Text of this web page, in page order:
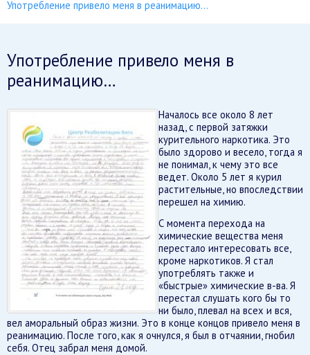
Употребление привело меня в реанимацию…
Употребление привело меня в
реанимацию…
Началось все около 8 лет
назад, с первой затяжки
курительного наркотика. Это
было здорово и весело, тогда я
не понимал, к чему это все
ведет. Около 5 лет я курил
растительные, но впоследствии
перешел на химию.
С момента перехода на
химические вещества меня
перестало интересовать все,
кроме наркотиков. Я стал
употреблять также и
«быстрые» химические в-ва. Я
перестал слушать кого бы то
ни было, плевал на всех и вся,
вел аморальный образ жизни. Это в конце концов привело меня в
реанимацию. После того, как я очнулся, я был в отчаянии, гнобил
себя. Отец забрал меня домой.